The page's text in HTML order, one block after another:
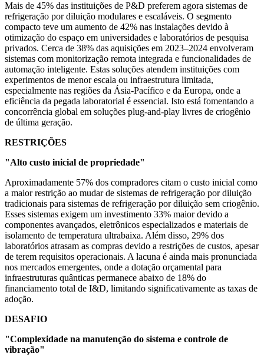
Mais de 45% das instituições de P&D preferem agora sistemas de
refrigeração por diluição modulares e escaláveis. O segmento
compacto teve um aumento de 42% nas instalações devido à
otimização do espaço em universidades e laboratórios de pesquisa
privados. Cerca de 38% das aquisições em 2023–2024 envolveram
sistemas com monitorização remota integrada e funcionalidades de
automação inteligente. Estas soluções atendem instituições com
experimentos de menor escala ou infraestrutura limitada,
especialmente nas regiões da Ásia-Pacífico e da Europa, onde a
eficiência da pegada laboratorial é essencial. Isto está fomentando a
concorrência global em soluções plug-and-play livres de criogênio
de última geração.
RESTRIÇÕES
"Alto custo inicial de propriedade"
Aproximadamente 57% dos compradores citam o custo inicial como
a maior restrição ao mudar de sistemas de refrigeração por diluição
tradicionais para sistemas de refrigeração por diluição sem criogênio.
Esses sistemas exigem um investimento 33% maior devido a
componentes avançados, eletrônicos especializados e materiais de
isolamento de temperatura ultrabaixa. Além disso, 29% dos
laboratórios atrasam as compras devido a restrições de custos, apesar
de terem requisitos operacionais. A lacuna é ainda mais pronunciada
nos mercados emergentes, onde a dotação orçamental para
infraestruturas quânticas permanece abaixo de 18% do
financiamento total de I&D, limitando significativamente as taxas de
adoção.
DESAFIO
"Complexidade na manutenção do sistema e controle de
vibração"